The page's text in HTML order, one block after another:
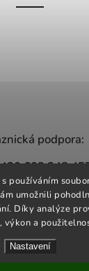
používáním
umožnili
Díky analýze
výkon a
Nastavení
podpora:
603 248